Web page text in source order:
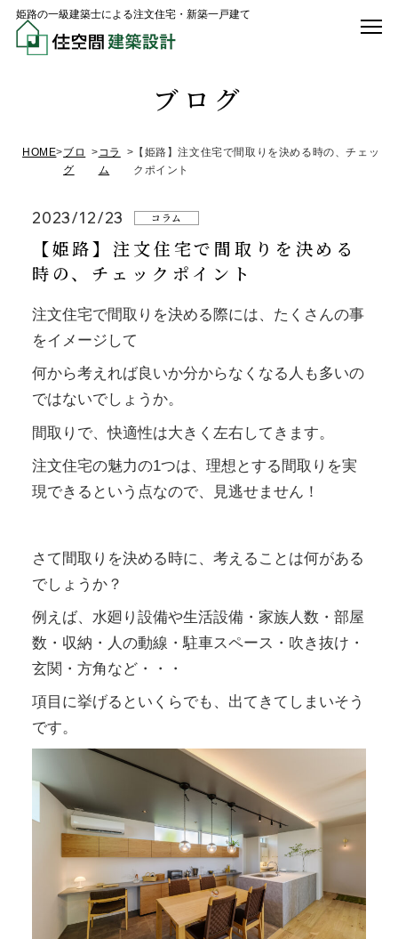
姫路の一級建築士による注文住宅・新築一戸建て
ブログ
HOME>ブロ
グ
>コラ
ム
> 【姫路】注文住宅で間取りを決める時の、チェッ
クポイント
2023/12/23 コラム
【姫路】注文住宅で間取りを決める
時の、チェックポイント
注文住宅で間取りを決める際には、たくさんの事
をイメージして
何から考えれば良いか分からなくなる人も多いの
ではないでしょうか。
間取りで、快適性は大きく左右してきます。
注文住宅の魅力の1つは、 理想とする間取りを実
現できるという点なので、見逃せません！
さて間取りを決める時に、考えることは何がある
でしょうか？
例えば、水廻り設備や生活設備・家族人数・部屋
数・収納・人の動線・駐車スペース・吹き抜け・
玄関・方角など・・・
項目に挙げるといくらでも、出てきてしまいそう
です。